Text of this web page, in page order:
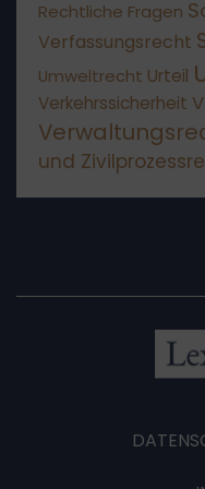
Rechtliche Fragen
Verfassungsrecht
Umweltrecht Urteil
Verkehrssicherheit
und